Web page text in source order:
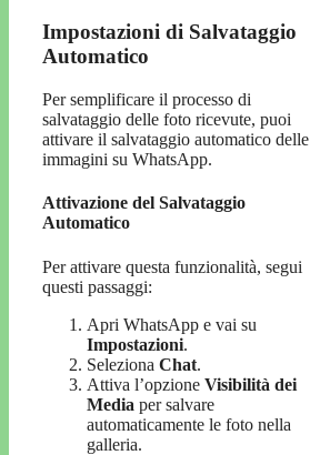
Impostazioni di Salvataggio
Automatico
Per semplificare il processo di
salvataggio delle foto ricevute, puoi
attivare il salvataggio automatico delle
immagini su WhatsApp.
Attivazione del Salvataggio
Automatico
Per attivare questa funzionalità, segui
questi passaggi:
Apri WhatsApp e vai su
Impostazioni.
Seleziona Chat.
Attiva l’opzione Visibilità dei
Media per salvare
automaticamente le foto nella
galleria.